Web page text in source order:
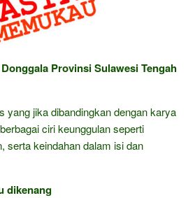
Provinsi Sulawesi Tengah
yang jika dibandingkan dengan karya
ciri keunggulan seperti
serta keindahan dalam isi dan
dikenang